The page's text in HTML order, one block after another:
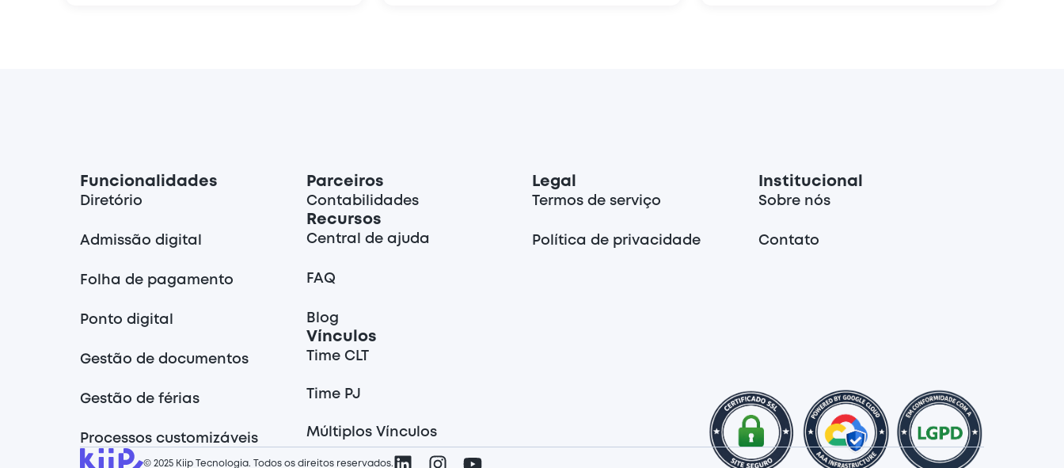
Funcionalidades
Diretório
Admissão digital
Folha de pagamento
Ponto digital
Gestão de documentos
Gestão de férias
Processos customizáveis
Parceiros
Contabilidades
Recursos
Central de ajuda
FAQ
Blog
Vínculos
Time CLT
Time PJ
Múltiplos Vínculos
Legal
Termos de serviço
Política de privacidade
Institucional
Sobre nós
Contato
© 2025 Kiip Tecnologia. Todos os direitos reservados.